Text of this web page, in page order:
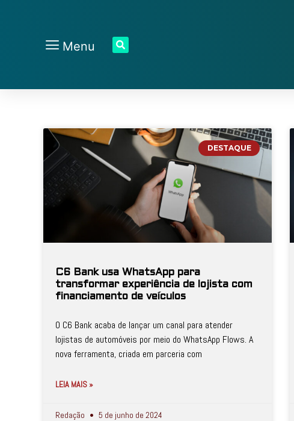
Menu
DESTAQUE
C6 Bank usa WhatsApp para
transformar experiência de lojista com
financiamento de veículos
O C6 Bank acaba de lançar um canal para atender
lojistas de automóveis por meio do WhatsApp Flows. A
nova ferramenta, criada em parceria com
LEIA MAIS »
Redação 5 de junho de 2024